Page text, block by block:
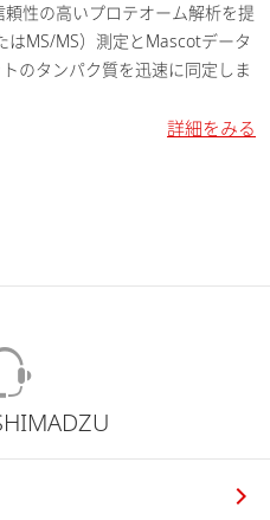
性の高いプロテオーム解析を提
はMS/MS）測定とMascotデータ
のタンパク質を迅速に同定しま
詳細をみる